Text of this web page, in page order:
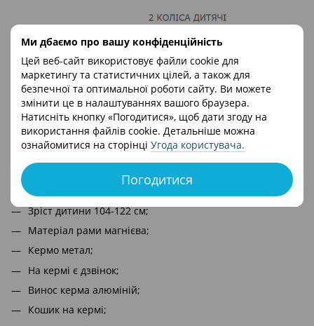
Ми дбаємо про вашу конфіденційність
Цей веб-сайт використовує файли cookie для
маркетингу та статистичних цілей, а також для
безпечної та оптимальної роботи сайту. Ви можете
змінити це в налаштуваннях вашого браузера.
Натисніть кнопку «Погодитися», щоб дати згоду на
використання файлів cookie. Детальніше можна
ознайомитися на сторінці Угода користувача.
Погодитися
Для дітей від 4-х років;
Зріст дитини 104-122 см;
Матеріал рами магнієва;
Кермо метал;
На кермі є дзвінок;
Винос керма алюміній;
Кошик на кермі;